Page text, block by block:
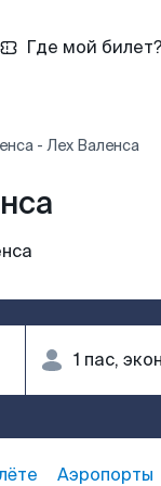
Где мой билет?
- Лех Валенса
Аэропорты